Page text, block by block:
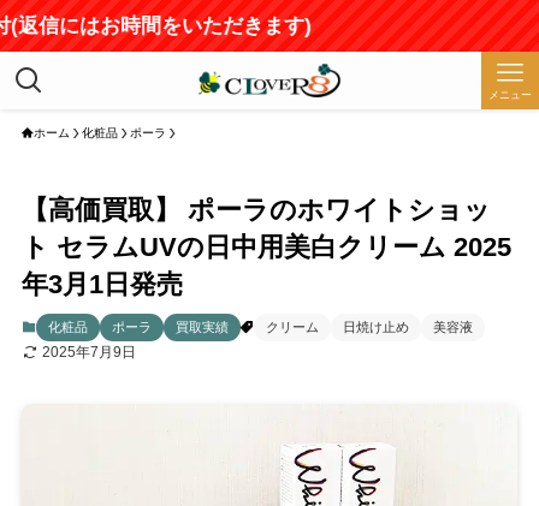
メニュー
ホーム 化粧品 ポーラ
【高価買取】 ポーラのホワイトショッ
ト セラムUVの日中用美白クリーム 2025
年3月1日発売
化粧品 ポーラ 買取実績 クリーム 日焼け止め 美容液
2025年7月9日